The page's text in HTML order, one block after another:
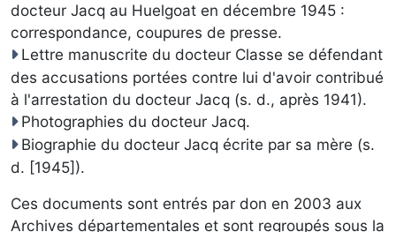
docteur Jacq au Huelgoat en décembre 1945 :
correspondance, coupures de presse.
Lettre manuscrite du docteur Classe se défendant
des accusations portées contre lui d'avoir contribué
à l'arrestation du docteur Jacq (s. d., après 1941).
Photographies du docteur Jacq.
Biographie du docteur Jacq écrite par sa mère (s.
d. [1945]).
Ces documents sont entrés par don en 2003 aux
Archives départementales et sont regroupés sous la